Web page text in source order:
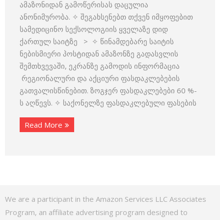
ამაზონიდან გამოწერისას დაცულია
ანონიმურობა. ✧ შეგახსენებთ თქვენ იმყოფებით
სამედიცინო სექსოლოგიის ყველაზე დიდ
ქართულ საიტზე > ✧ წინამდებარე საიტის
ნებისმიერი პოსტიდან ამაზონზე გადასვლის
შემთხვევაში, ეკრანზე გამოდის ინფორმაცია
რეგიონალური და აქციური ფასდაკლებების
გათვალისწინებით. ზოგჯერ ფასდაკლებები 60 %-
ს აღწევს. ✧ საქონელზე ფასდაკლებული ფასების
Read More
We are a participant in the Amazon Services LLC Associates
Program, an affiliate advertising program designed to